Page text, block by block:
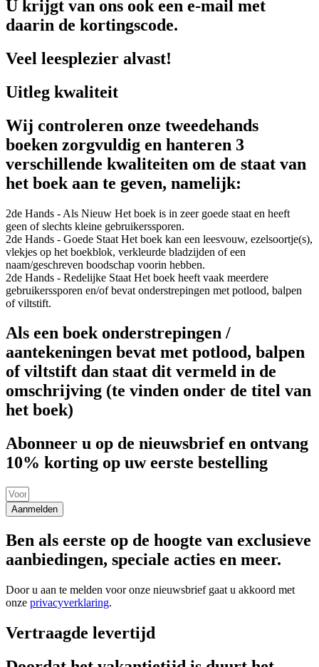
U krijgt van ons ook een e-mail met
daarin de kortingscode.
Veel leesplezier alvast!
Uitleg kwaliteit
Wij controleren onze tweedehands
boeken zorgvuldig en hanteren 3
verschillende kwaliteiten om de staat van
het boek aan te geven, namelijk:
2de Hands - Als Nieuw Het boek is in zeer goede staat en heeft
geen of slechts kleine gebruikerssporen.
2de Hands - Goede Staat Het boek kan een leesvouw, ezelsoortje(s),
vlekjes op het boekblok, verkleurde bladzijden of een
naam/geschreven boodschap voorin hebben.
2de Hands - Redelijke Staat Het boek heeft vaak meerdere
gebruikerssporen en/of bevat onderstrepingen met potlood, balpen
of viltstift.
Als een boek onderstrepingen /
aantekeningen bevat met potlood, balpen
of viltstift dan staat dit vermeld in de
omschrijving (te vinden onder de titel van
het boek)
Abonneer u op de nieuwsbrief en ontvang
10% korting op uw eerste bestelling
Aanmelden
Ben als eerste op de hoogte van exclusieve
aanbiedingen, speciale acties en meer.
Door u aan te melden voor onze nieuwsbrief gaat u akkoord met
onze privacyverklaring.
Vertraagde levertijd